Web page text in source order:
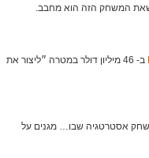
המשחק הזה הוא מחבב.
ב- 46 מיליון דולר במטרה ״ליצור את
אסטרטגיה שבו… מגנים על